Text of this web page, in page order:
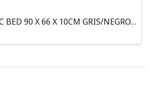
COJIN, OVAL DOC BED 90 X 66 X 10CM GRIS/NEGRO, 95°